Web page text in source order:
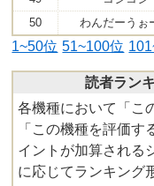
50
わんだーうぉ
1~50位 51~100位
読者ラン
各機種において「こ
「この機種を評価
イントが加算される
に応じてランキング